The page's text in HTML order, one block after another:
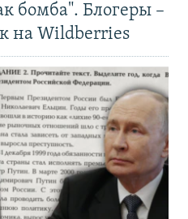
бомба". Блогеры –
на Wildberries